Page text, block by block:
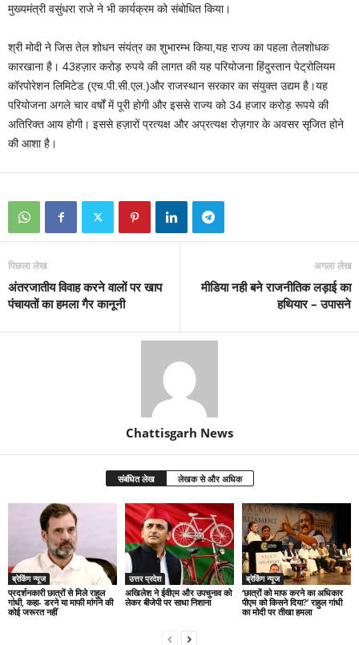
मुख्‍यमंत्री वसुंधरा राजे ने भी कार्यक्रम को संबोधित किया।
श्री मोदी ने जिस तेल शोधन संयंत्र का शुभारम्भ किया,यह राज्य का पहला तेलशोधक
कारखाना है। 43हज़ार करोड़ रुपये की लागत की यह परियोजना हिंदुस्तान पेट्रोलियम
कॉरपोरेशन लिमिटेड (एच.पी.सी.एल.)और राजस्थान सरकार का संयुक्त उद्यम है।यह
परियोजना अगले चार वर्षों में पूरी होगी और इससे राज्‍य को 34 हजार करोड़ रूपये की
अतिरिक्‍त आय होगी। इससे हज़ारों प्रत्यक्ष और अप्रत्यक्ष रोज़गार के अवसर सृजित होने
की आशा है।
पिछला लेख
अंतरजातीय विवाह करने वालों पर खाप
पंचायतों का हमला गैर कानूनी
अगला लेख
मीडिया नही बने राजनीतिक लड़ाई का
हथियार – उपासने
Chattisgarh News
संबंधित लेख लेखक से और अधिक
ब्रेकिंग न्यूज
प्रदर्शनकारी छात्रों से मिले राहुल
गांधी, कहा- डरने या माफी मांगने की
कोई जरूरत नहीं
उत्तर प्रदेश
अखिलेश ने ईवीएम और उपचुनाव को
लेकर बीजेपी पर साधा निशाना
ब्रेकिंग न्यूज
‘छात्रों को माफ करने का अधिकार
पीएम को किसने दिया?’ राहुल गांधी
का मोदी पर तीखा हमला